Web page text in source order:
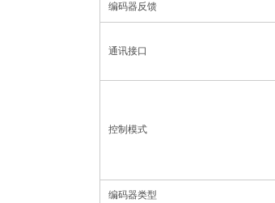
编码器反馈
通讯接口
控制模式
编码器类型